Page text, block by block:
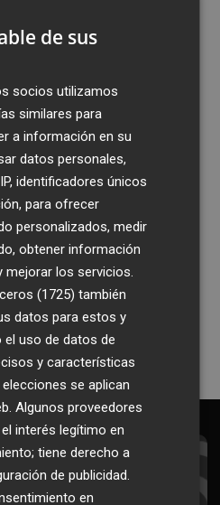
y ya prepara un dron
y otra sufre daños en un
el puerto de Valencia
actualidad de
en tu correo
suscribirme
al Boletín
de sus
socios utilizamos
similares para
a información en su
datos personales,
identificadores únicos
para ofrecer
personalizados, medir
obtener información
mejorar los servicios.
(1725) también
datos para estos y
uso de datos de
y características
se aplican
Algunos proveedores
interés legítimo en
tiene derecho a
de publicidad.
en